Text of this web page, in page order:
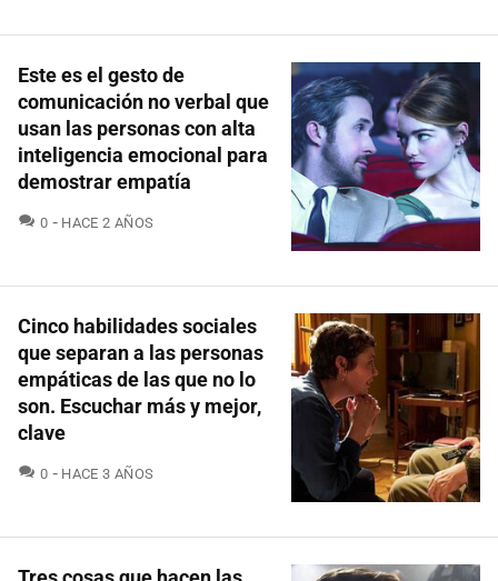
Este es el gesto de
comunicación no verbal que
usan las personas con alta
inteligencia emocional para
demostrar empatía
0 COMENTARIOS
HACE 2 AÑOS
Cinco habilidades sociales
que separan a las personas
empáticas de las que no lo
son. Escuchar más y mejor,
clave
0 COMENTARIOS
HACE 3 AÑOS